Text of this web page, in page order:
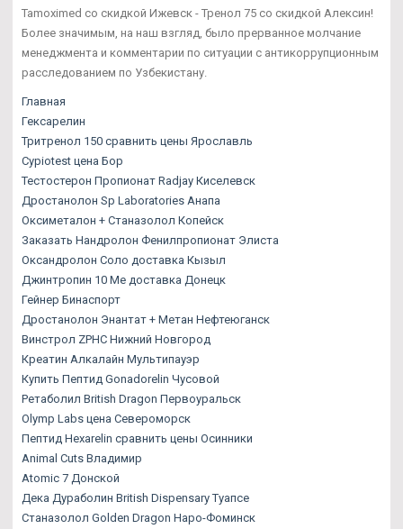
Tamoximed со скидкой Ижевск - Тренол 75 со скидкой Алексин!
Более значимым, на наш взгляд, было прерванное молчание
менеджмента и комментарии по ситуации с антикоррупционным
расследованием по Узбекистану.
Главная
Гексарелин
Тритренол 150 сравнить цены Ярославль
Cypiotest цена Бор
Тестостерон Пропионат Radjay Киселевск
Дростанолон Sp Laboratories Анапа
Оксиметалон + Станазолол Копейск
Заказать Нандролон Фенилпропионат Элиста
Оксандролон Соло доставка Кызыл
Джинтропин 10 Ме доставка Донецк
Гейнер Бинаспорт
Дростанолон Энантат + Метан Нефтеюганск
Винстрол ZPHC Нижний Новгород
Креатин Алкалайн Мультипауэр
Купить Пептид Gonadorelin Чусовой
Ретаболил British Dragon Первоуральск
Olymp Labs цена Североморск
Пептид Hexarelin сравнить цены Осинники
Animal Cuts Владимир
Atomic 7 Донской
Дека Дураболин British Dispensary Туапсе
Станазолол Golden Dragon Наро-Фоминск